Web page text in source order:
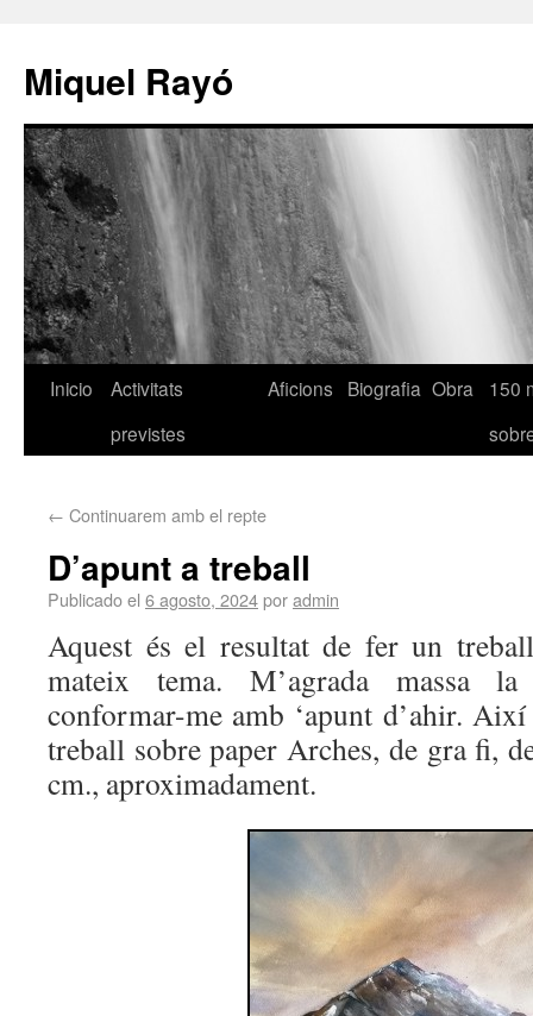
Miquel Rayó
Inicio
Activitats
previstes
Aficions Biografia Obra
150
← Continuarem amb el repte
D’apunt a treball
Publicado el 6 agosto, 2024poradmin
Aquest és el resultat de fer un
mateix tema. M’agrada massa
conformar-me amb ‘apunt d’ahir.
treball sobre paper Arches, de gra fi,
cm., aproximadament.